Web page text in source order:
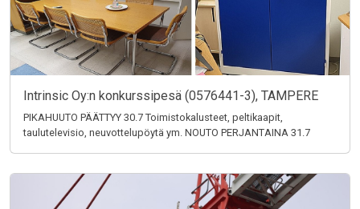
Intrinsic Oy:n konkurssipesä (0576441-3), TAMPERE
PIKAHUUTO PÄÄTTYY 30.7 Toimistokalusteet, peltikaapit,
taulutelevisio, neuvottelupöytä ym. NOUTO PERJANTAINA 31.7